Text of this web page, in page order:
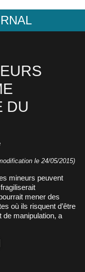
DU
le 24/05/2015)
mineurs peuvent
mener des
où ils risquent d’être
de manipulation, a